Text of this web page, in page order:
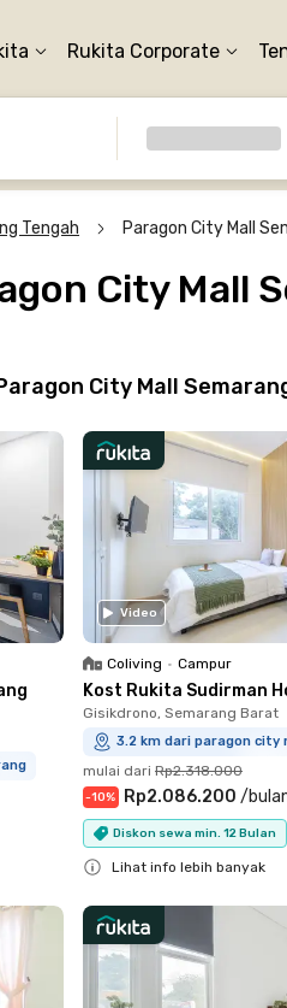
Rukita Corporate
Tengah Paragon City Mall
City Mall
City Mall
Video
Coliving • Campur
Kost Rukita Sudirman
Gisikdrono, Semarang Barat
3.2 km dari paragon city
mulai dari Rp2.318.000
-10% Rp2.086.200 /
Diskon sewa min. 12 Bulan
Lihat info lebih banyak